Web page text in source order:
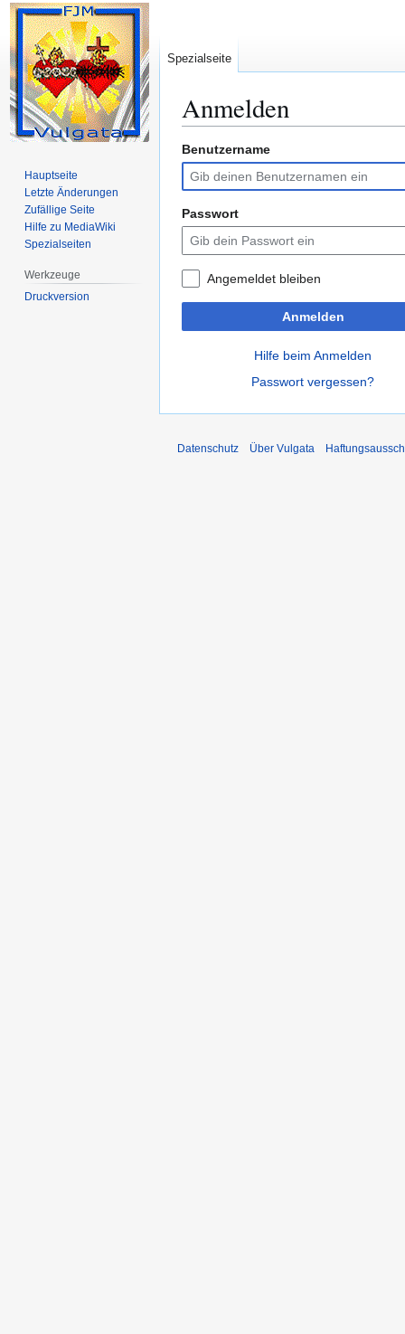
Anmelden
Zur
Navigation
springen
Zur
Suche
springen
Benutzername
Passwort
Angemeldet bleiben
Anmelden
Hilfe beim Anmelden
Passwort vergessen?
Spezialseite
Hauptseite
Letzte Änderungen
Zufällige Seite
Hilfe zu MediaWiki
Spezialseiten
Werkzeuge
Druckversion
Datenschutz Über Vulgata